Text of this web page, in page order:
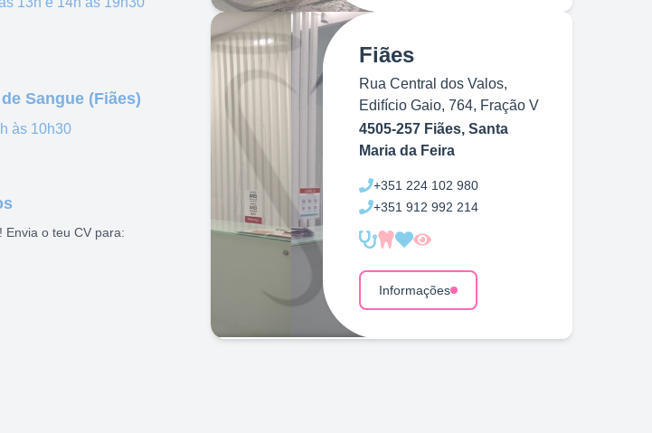
Sangue (Fiães)
às 10h30
Envia o teu CV para:
Fiães
Rua Central dos Valos,
Edifício Gaio, 764, Fração V
4505-257 Fiães, Santa
Maria da Feira
+351 224 102 980
+351 912 992 214
Informações